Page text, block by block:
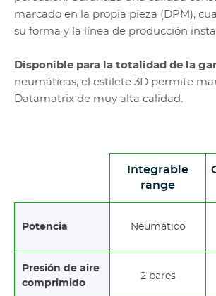
marcado en la propia pieza (DPM),
su forma y la línea de producción
Disponible para la totalidad de la
neumáticas, el estilete 3D permite
Datamatrix de muy alta calidad.
Integrable
range
Potencia Neumático
Presión de aire
comprimido
2 bares